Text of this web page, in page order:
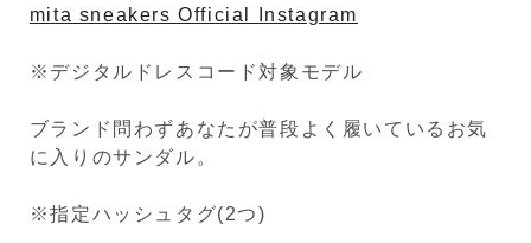
mita sneakers Official Instagram
※デジタルドレスコード対象モデル
ブランド問わずあなたが普段よく履いているお気
に入りのサンダル。
※指定ハッシュタグ(2つ)